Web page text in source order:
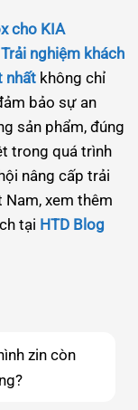
cho KIA
nghiệm khách
nhất không chỉ
bảo sự an
sản phẩm, đúng
trong quá trình
nâng cấp trải
Nam, xem thêm
tại HTD Blog
zin còn